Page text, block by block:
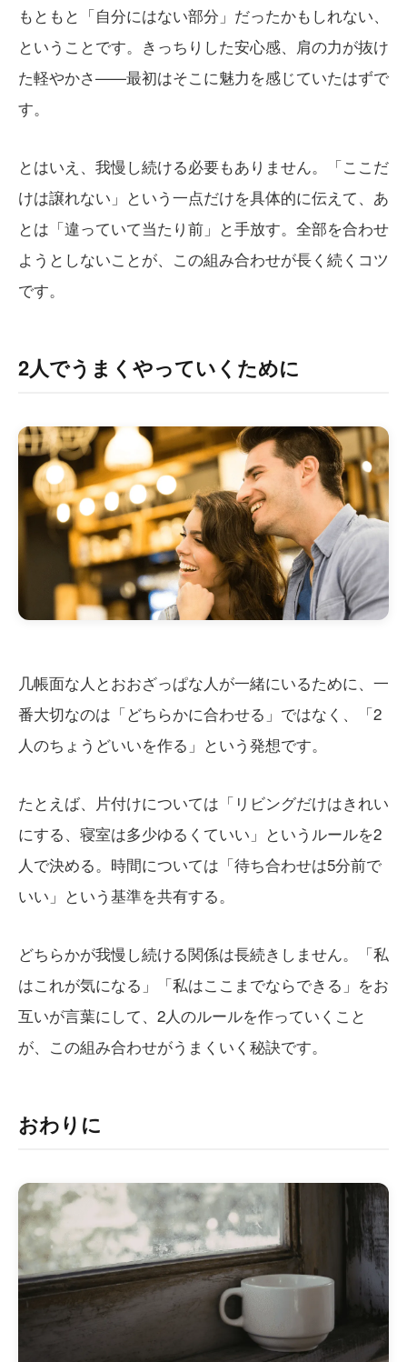
もともと「自分にはない部分」だったかもしれない、
ということです。きっちりした安心感、肩の力が抜け
た軽やかさ——最初はそこに魅力を感じていたはずで
す。
とはいえ、我慢し続ける必要もありません。「ここだ
けは譲れない」という一点だけを具体的に伝えて、あ
とは「違っていて当たり前」と手放す。全部を合わせ
ようとしないことが、この組み合わせが長く続くコツ
です。
2人でうまくやっていくために
几帳面な人とおおざっぱな人が一緒にいるために、一
番大切なのは「どちらかに合わせる」ではなく、「2
人のちょうどいいを作る」という発想です。
たとえば、片付けについては「リビングだけはきれい
にする、寝室は多少ゆるくていい」というルールを2
人で決める。時間については「待ち合わせは5分前で
いい」という基準を共有する。
どちらかが我慢し続ける関係は長続きしません。「私
はこれが気になる」「私はここまでならできる」をお
互いが言葉にして、2人のルールを作っていくこと
が、この組み合わせがうまくいく秘訣です。
おわりに